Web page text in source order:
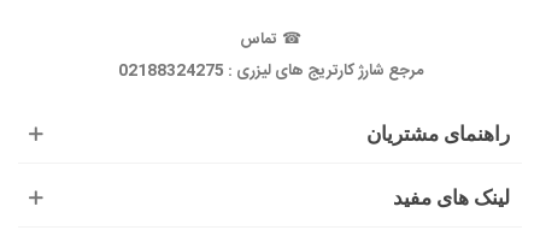
راهنمای مشتریان
لینک های مفید
☎ تماس
مرجع شارژ کارتریج های لیزری : 02188324275